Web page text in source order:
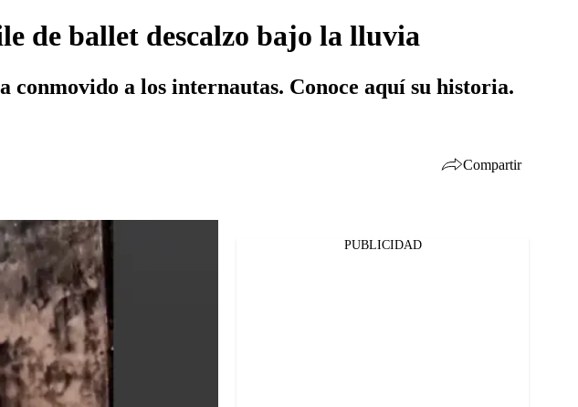
de ballet descalzo bajo la lluvia
a los internautas. Conoce aquí su historia.
Compartir
PUBLICIDAD